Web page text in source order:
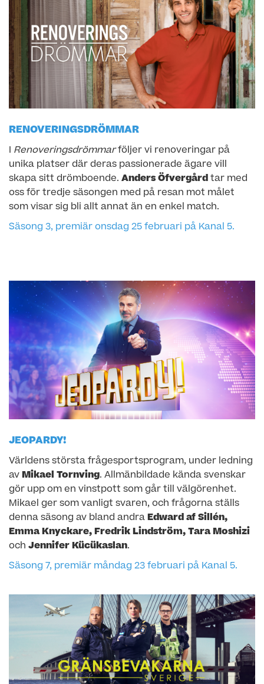
RENOVERINGSDRÖMMAR
Renoveringsdrömmarföljer vi renoveringar på
unika platser där deras passionerade ägare vill
skapa sitt drömboende. Anders Öfvergård tar med
oss för tredje säsongen med på resan mot målet
som visar sig bli allt annat än en enkel match.
Säsong 3, premiär onsdag 25 februari på Kanal 5.
JEOPARDY!
Världens största frågesportsprogram, under ledning
av Mikael Tornving. Allmänbildade kända svenskar
gör upp om en vinstpott som går till välgörenhet.
Mikael ger som vanligt svaren, och frågorna ställs
denna säsong av bland andra Edward af Sillén,
Emma Knyckare, Fredrik Lindström, Tara Moshizi
och Jennifer Kücükaslan.
Säsong 7, premiär måndag 23 februari på Kanal 5.